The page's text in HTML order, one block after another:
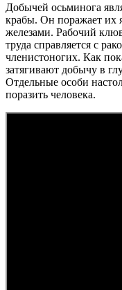
Добычей осьминога
крабы. Он поражает
железами. Рабочий
труда справляется с
членистоногих. Как
затягивают добычу в
Отдельные особи
поразить человека.